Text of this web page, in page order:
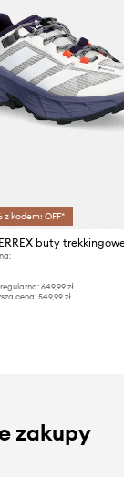
kodem: OFF*
buty
649,99 zł
cena: 549,99 zł
zakupy